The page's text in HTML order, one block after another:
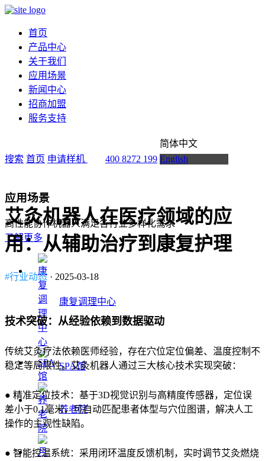
首页
产品中心
关于我们
应用场景
新闻中心
招商加盟
服务支持
搜索 首页 申请样机 400 8272 199
简体中文
English
应用场景
高性能协作机器人满足各行业多样化需求
了解更多
康复调理中心
SPA馆
养老院
艾灸机器人在医疗领域的应
用：从辅助治疗到康复护理
#行业动态 · 2025-03-18
技术突破：从经验依赖到数据驱动
传统艾灸疗法依赖医师经验，存在穴位定位偏差、温度控制不
稳定等局限性。艾灸机器人通过三大核心技术实现突破：
● 精准定位技术：基于3D视觉识别与高精度传感器，定位误
差小于0.1毫米，可自动匹配患者体型与穴位图谱，解决人工
操作的主观性缺陷。
● 智能控温系统：采用闭环温度反馈机制，实时调节艾灸燃烧